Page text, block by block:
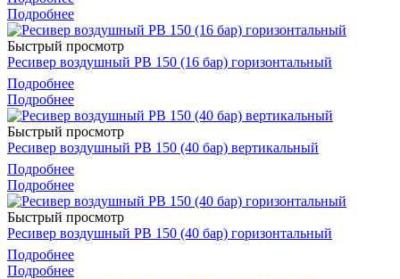
Подробнее
Быстрый просмотр
Ресивер воздушный РВ 150 (16 бар) горизонтальный
Подробнее
Подробнее
Быстрый просмотр
Ресивер воздушный РВ 150 (40 бар) вертикальный
Подробнее
Подробнее
Быстрый просмотр
Ресивер воздушный РВ 150 (40 бар) горизонтальный
Подробнее
Подробнее